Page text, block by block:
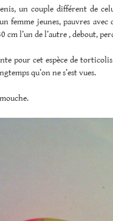
un couple différent de
jeunes, pauvres avec
cm l’un de l’autre , debout,
pour cet espèce de
qu’on ne s’est vues.